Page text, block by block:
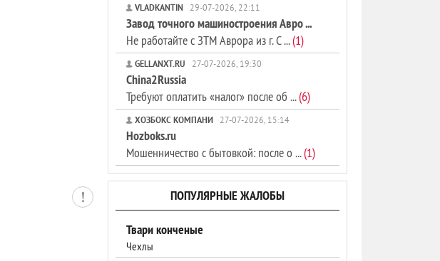
VLADKANTIN 29-07-2026, 22:11
Завод точного машиностроения Авро ...
Не работайте с ЗТМ Аврора из г. С ...(1)
GELLANXT.RU 27-07-2026, 19:30
China2Russia
Требуют оплатить «налог» после об ...(6)
ХОЗБОКС КОМПАНИ 27-07-2026, 15:14
Hozboks.ru
Мошенничество с бытовкой: после о ...(1)
ПОПУЛЯРНЫЕ ЖАЛОБЫ
Твари конченые
Чехлы